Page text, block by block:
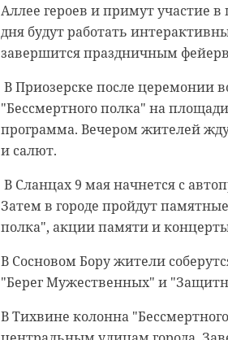
Аллее героев и примут участие
дня будут работать
завершится праздничным
В Приозерске после церемонии
"Бессмертного полка" на
программа. Вечером жителей
и салют.
В Сланцах 9 мая начнется с
Затем в городе пройдут
полка", акции памяти и
В Сосновом Бору жители
"Берег Мужественных" и
В Тихвине колонна